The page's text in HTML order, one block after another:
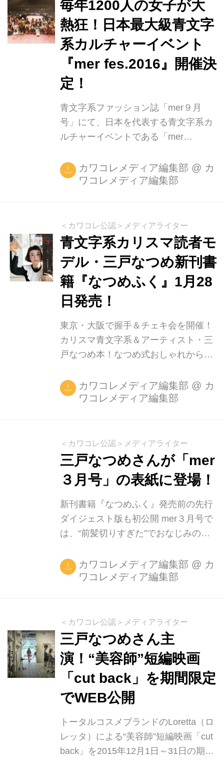
伴う各所でのイベントも発表。全国
津々浦々、様々なエリアでの開催が決
まってきているので、是非こちらも要
チェックですよ！ 【商品情報】 三戸
なつめ 2/22 リリース DOUBLE A-
SIDE SINGLE（*両Ａ面シングル) 「パ
ズル/ハナビラ」 *パ...
毎年1200人の女子が大
熱狂！日本最大級青文字
系カルチャーイベント
『mer fes.2016』開催決
定！
青文字系ファッション誌「mer９月
号」にて、日本を代表する青文字系カ
ルチャーイベントである「mer
が発表されました。 今年で４回目とな
るmer fes.では、青文字系カリスマト
気モデルが大集結。モデルがセルフス
タイリングした私服ファッションショ
ーや、ファンへ日頃の感謝や夢への熱
い想いを語るトークショーなどで、こ
こでしか見られないモデルの一面を知
ることができるのが特徴です。 三戸な
つめのアーティスト活動初お披露目、
マルコメちゃんオーディションなど、
毎年カルチャーを切り開くサ...
カワコレメディア編集部 @ カ
ワコレメディア編集部
＜カワコレ公認＞メディアライター
青文字系カリスマ読者モ
デル・三戸なつめ新刊書
籍『なつめふく』1月28
日発売！
東京・大阪で握手＆チェキ会を開催！
カリスマ青文字系＆アーティスト・三
戸なつめ本！なつめ式おしゃれからヘ
公開のアーティストデビューへの道の
りまで完全網羅！ 学研プラスは、青文
（木）に発売。発売を記念し、東京・
大阪の2会場で握手＆チェキ会イベン
トの開催も決定いたしました！ 好きな
服を着て福が来る! 服を選んで福が来
る! ・100体以上の三戸なつめ流コーデ
ィネートを大公開 ・自身の手書き文字
やわかりやすいイラストで全て丁寧に
人気写真家の川島小鳥さん ・「...
カワコレメディア編集部 @ カ
ワコレメディア編集部
＜カワコレ公認＞メディアライター
三戸なつめさんが「mer
３月号」の表紙に登場！
新刊書籍『なつめふく』発売前の先行
ダイジェスト版も初公開 mer３月号で
は、“前髪切りすぎた”でおなじみの青
め待望の新刊書籍『なつめふく』（1
月28日発売予定）を記念して、表紙に
つめ流ファッションのこだわりがつま
ったセルフコーディネートやなつめ流
ヘアメイク、書籍の製作の裏側写真も
あますところなく掲載されています。
mer3月号の特集は「珠玉のワンピース
傑作選」。今年のトレンド“フェミニ
ン”を象徴するワンピースを大特集。こ
の春注目のワンピースが一目でわかる
「小花柄 ホワイト 刺繍 レース...
カワコレメディア編集部 @ カ
ワコレメディア編集部
＜カワコレ公認＞メディアライター
三戸なつめさん主
演！“美容師”短編映画
「cut back」を期間限定
でWEB公開
トータルコスメブランドのLoretta（ロ
レッタ）による“美容師”短編映画「cut
back」を2015年12月1日～31日の期間